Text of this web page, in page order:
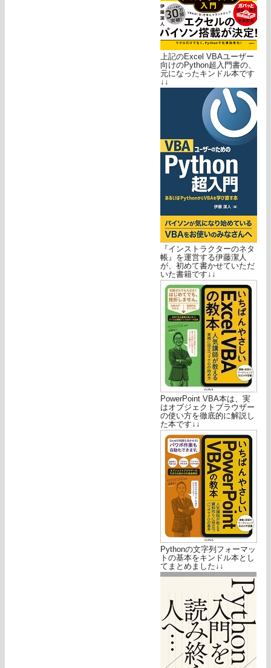
上記のExcel VBAユーザー
向けのPython超入門書の、
元になったキンドル本です
↓↓
『インストラクターのネタ
帳』を運営する伊藤潔人
が、初めて書かせていただ
いた書籍です↓↓
PowerPoint VBA本は、実
はオブジェクトブラウザー
の使い方を徹底的に解説し
た本です↓↓
Pythonの文字列フォーマッ
トの基本をキンドル本とし
てまとめました↓↓